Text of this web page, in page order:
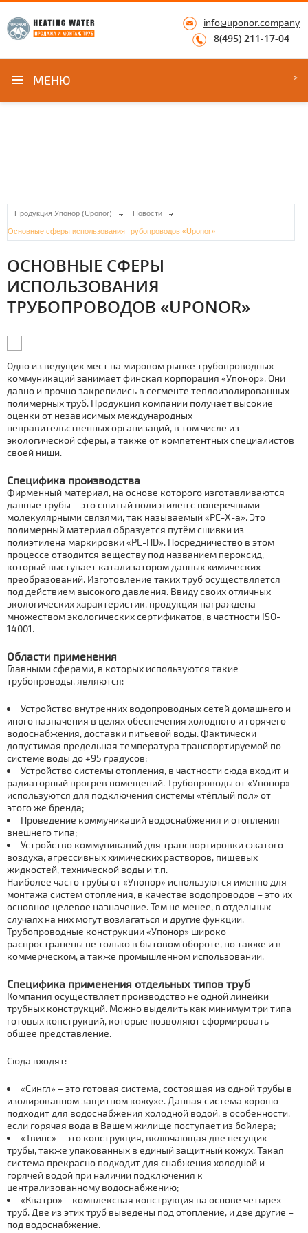
info@uponor.company
8(495) 211-17-04
МЕНЮ
Продукция Упонор (Uponor) Новости
Основные сферы использования трубопроводов «Uponor»
ОСНОВНЫЕ СФЕРЫ
ИСПОЛЬЗОВАНИЯ
ТРУБОПРОВОДОВ «UPONOR»
Одно из ведущих мест на мировом рынке трубопроводных
коммуникаций занимает финская корпорация «Упонор». Они
давно и прочно закрепились в сегменте теплоизолированных
полимерных труб. Продукция компании получает высокие
оценки от независимых международных
неправительственных организаций, в том числе из
экологической сферы, а также от компетентных специалистов
своей ниши.
Специфика производства
Фирменный материал, на основе которого изготавливаются
данные трубы – это сшитый полиэтилен с поперечными
молекулярными связями, так называемый «PE-X-a». Это
полимерный материал образуется путём сшивки из
полиэтилена маркировки «PE-HD». Посредничество в этом
процессе отводится веществу под названием пероксид,
который выступает катализатором данных химических
преобразований. Изготовление таких труб осуществляется
под действием высокого давления. Ввиду своих отличных
экологических характеристик, продукция награждена
множеством экологических сертификатов, в частности ISO-
14001.
Области применения
Главными сферами, в которых используются такие
трубопроводы, являются:
Устройство внутренних водопроводных сетей домашнего и
иного назначения в целях обеспечения холодного и горячего
водоснабжения, доставки питьевой воды. Фактически
допустимая предельная температура транспортируемой по
системе воды до +95 градусов;
Устройство системы отопления, в частности сюда входит и
радиаторный прогрев помещений. Трубопроводы от «Упонор»
используются для подключения системы «тёплый пол» от
этого же бренда;
Проведение коммуникаций водоснабжения и отопления
внешнего типа;
Устройство коммуникаций для транспортировки сжатого
воздуха, агрессивных химических растворов, пищевых
жидкостей, технической воды и т.п.
Наиболее часто трубы от «Упонор» используются именно для
монтажа систем отопления, в качестве водопроводов – это их
основное целевое назначение. Тем не менее, в отдельных
случаях на них могут возлагаться и другие функции.
Трубопроводные конструкции «Упонор» широко
распространены не только в бытовом обороте, но также и в
коммерческом, а также промышленном использовании.
Специфика применения отдельных типов труб
Компания осуществляет производство не одной линейки
трубных конструкций. Можно выделить как минимум три типа
готовых конструкций, которые позволяют сформировать
общее представление.
Сюда входят:
«Сингл» – это готовая система, состоящая из одной трубы в
изолированном защитном кожухе. Данная система хорошо
подходит для водоснабжения холодной водой, в особенности,
если горячая вода в Вашем жилище поступает из бойлера;
«Твинс» – это конструкция, включающая две несущих
трубы, также упакованных в единый защитный кожух. Такая
система прекрасно подходит для снабжения холодной и
горячей водой при наличии подключения к
централизованному водоснабжению;
«Кватро» – комплексная конструкция на основе четырёх
труб. Две из этих труб выведены под отопление, и две другие –
под водоснабжение.